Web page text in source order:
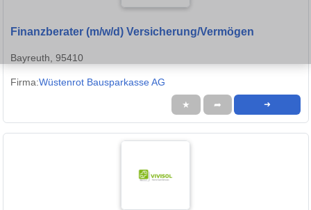
Finanzberater (m/w/d) Versicherung/Vermögen
Bayreuth, 95410
Firma:Wüstenrot Bausparkasse AG
★ ➦ ➜